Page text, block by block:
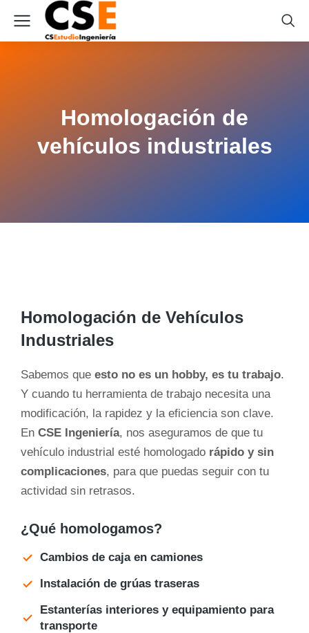
Homologación de
vehículos industriales
Homologación de Vehículos
Industriales
Sabemos que esto no es un hobby, es tu trabajo.
Y cuando tu herramienta de trabajo necesita una
modificación, la rapidez y la eficiencia son clave.
En CSE Ingeniería, nos aseguramos de que tu
vehículo industrial esté homologado rápido y sin
complicaciones, para que puedas seguir con tu
actividad sin retrasos.
¿Qué homologamos?
Cambios de caja en camiones
Instalación de grúas traseras
Estanterías interiores y equipamiento para
transporte